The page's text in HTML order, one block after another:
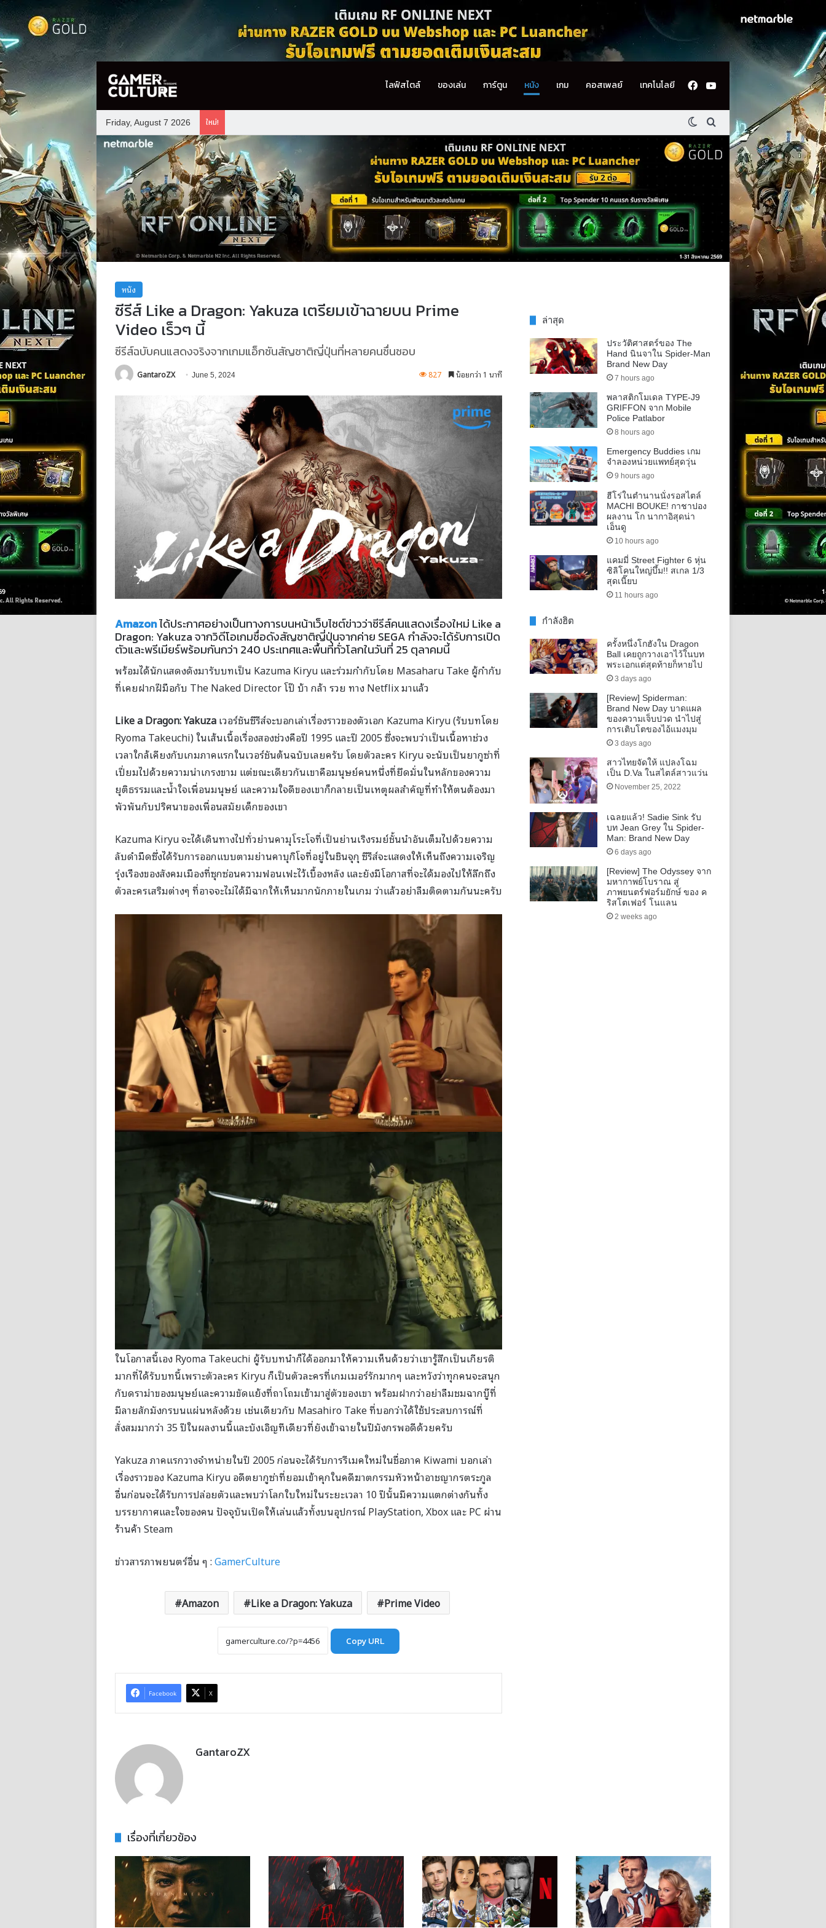
ไลฟ์สไตล์ ของเล่น การ์ตูน หนัง เกม คอสเพลย์ เทคโนโลยี Facebook
YouTube
Friday, August 7 2026 ใหม่! Switch skin
ค้นหา
หนัง
ซีรีส์ Like a Dragon: Yakuza เตรียมเข้าฉายบน Prime
Video เร็วๆ นี้
ซีรีส์ฉบับคนแสดงจริงจากเกมแอ็กชันสัญชาติญี่ปุ่นที่หลายคนชื่นชอบ
GantaroZX June 5, 2024 827 น้อยกว่า 1 นาที
Amazonได้ประกาศอย่างเป็นทางการบนหน้าเว็บไซต์ข่าวว่าซีรีส์คนแสดงเรื่องใหม่ Like a
Dragon: Yakuza จากวิดีโอเกมชื่อดังสัญชาติญี่ปุ่นจากค่าย SEGA กำลังจะได้รับการเปิด
ตัวและพรีเมียร์พร้อมกันกว่า 240 ประเทศและพื้นที่ทั่วโลกในวันที่ 25 ตุลาคมนี้
พร้อมได้นักแสดงดังมารับบทเป็น Kazuma Kiryu และร่วมกำกับโดย Masaharu Take ผู้กำกับ
ที่เคยฝากฝีมือกับ The Naked Director โป๊ บ้า กล้า รวย ทาง Netflix มาแล้ว
Like a Dragon: Yakuzaเวอร์ชันซีรีส์จะบอกเล่าเรื่องราวของตัวเอก Kazuma Kiryu (รับบทโดย
Ryoma Takeuchi) ในเส้นเนื้อเรื่องสองช่วงคือปี 1995 และปี 2005 ซึ่งจะพบว่าเป็นเนื้อหาช่วง
เวลาใกล้เคียงกับเกมภาคแรกในเวอร์ชันต้นฉบับเลยครับ โดยตัวละคร Kiryu จะนับเป็นยากูซ่าที่
เปี่ยมไปด้วยความน่าเกรงขาม แต่ขณะเดียวกันเขาคือมนุษย์คนหนึ่งที่ยึดมั่นในหลักของความ
ยุติธรรมและน้ำใจเพื่อนมนุษย์ และความใจดีของเขาก็กลายเป็นเหตุผลสำคัญที่ทำให้ตนต้องมา
พัวพันกับปริศนาของเพื่อนสมัยเด็กของเขา
Kazuma Kiryu จะได้เดินทางไปทั่วย่านคามุโระโจที่เป็นย่านเริงรมย์ชั้นนำอันเต็มไปด้วยความ
ลับดำมืดซึ่งได้รับการออกแบบตามย่านคาบุกิโจที่อยู่ในชินจุกุ ซีรีส์จะแสดงให้เห็นถึงความเจริญ
รุ่งเรืองของสังคมเมืองที่ซุกซ่อนความฟอนเฟะไว้เบื้องหลัง และยังมีโอกาสที่จะได้มองไปให้ลึกถึง
ตัวละครเสริมต่างๆ ที่อาจจะไม่ได้มีฉากให้เห็นมากนักภายในเกม ว่าแล้วอย่าลืมติดตามกันนะครับ
ในโอกาสนี้เอง Ryoma Takeuchi ผู้รับบทนำก็ได้ออกมาให้ความเห็นด้วยว่าเขารู้สึกเป็นเกียรติ
มากที่ได้รับบทนี้เพราะตัวละคร Kiryu ก็เป็นตัวละครที่เกมเมอร์รักมากๆ และหวังว่าทุกคนจะสนุก
กับดราม่าของมนุษย์และความขัดแย้งที่ถาโถมเข้ามาสู่ตัวของเขา พร้อมฝากว่าอย่าลืมชมฉากบู๊ที่
มีลายสักมังกรบนแผ่นหลังด้วย เช่นเดียวกับ Masahiro Take ที่บอกว่าได้ใช้ประสบการณ์ที่
สั่งสมมากว่า 35 ปีในผลงานนี้และบังเอิญทีเดียวที่ยังเข้าฉายในปีมังกรพอดีด้วยครับ
Yakuza ภาคแรกวางจำหน่ายในปี 2005 ก่อนจะได้รับการรีเมคใหม่ในชื่อภาค Kiwami บอกเล่า
เรื่องราวของ Kazuma Kiryu อดีตยากูซ่าที่ยอมเข้าคุกในคดีฆาตกรรมหัวหน้าอาชญากรตระกูล
อื่นก่อนจะได้รับการปล่อยตัวและพบว่าโลกใบใหม่ในระยะเวลา 10 ปีนั้นมีความแตกต่างกันทั้ง
บรรยากาศและใจของคน ปัจจุบันเปิดให้เล่นแล้วทั้งบนอุปกรณ์ PlayStation, Xbox และ PC ผ่าน
ร้านค้า Steam
ข่าวสารภาพยนตร์อื่น ๆ :GamerCulture
Amazon Like a Dragon: Yakuza Prime Video
Copy URL
Facebook X
GantaroZX
ล่าสุด
ประวัติศาสตร์ของ The
Hand นินจาใน Spider-Man
Brand New Day
7 hours ago
พลาสติกโมเดล TYPE-J9
GRIFFON จาก Mobile
Police Patlabor
8 hours ago
Emergency Buddies เกม
จำลองหน่วยแพทย์สุดวุ่น
9 hours ago
ฮีโร่ในตำนานนั่งรอสไตล์
MACHI BOUKE! กาชาปอง
ผลงาน โก นากาอิสุดน่า
เอ็นดู
10 hours ago
แคมมี่ Street Fighter 6 หุ่น
ซิลิโคนใหญ่บึ้ม!! สเกล 1/3
สุดเนี๊ยบ
11 hours ago
กำลังฮิต
ครั้งหนึ่งโกฮังใน Dragon
Ball เคยถูกวางเอาไว้ในบท
พระเอกแต่สุดท้ายก็หายไป
3 days ago
[Review] Spiderman:
Brand New Day บาดแผล
ของความเจ็บปวด นำไปสู่
การเติบโตของไอ้แมงมุม
3 days ago
สาวไทยจัดให้ แปลงโฉม
เป็น D.Va ในสไตล์สาวแว่น
November 25, 2022
เฉลยแล้ว! Sadie Sink รับ
บท Jean Grey ใน Spider-
Man: Brand New Day
6 days ago
[Review] The Odyssey จาก
มหากาพย์โบราณ สู่
ภาพยนตร์ฟอร์มยักษ์ ของ ค
ริสโตเฟอร์ โนแลน
2 weeks ago
เรื่องที่เกี่ยวข้อง